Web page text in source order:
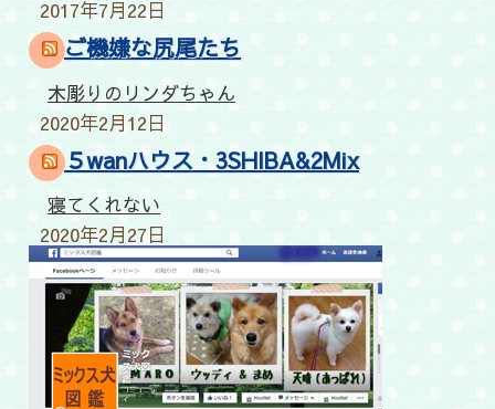
2017年7月22日
ご機嫌な尻尾たち
木彫りのリンダちゃん
2020年2月12日
５wanハウス・3SHIBA&2Mix
寝てくれない
2020年2月27日